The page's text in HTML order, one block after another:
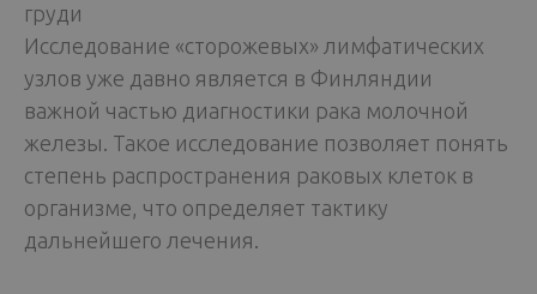
груди
Исследование «сторожевых» лимфатических
узлов уже давно является в Финляндии
важной частью диагностики рака молочной
железы. Такое исследование позволяет понять
степень распространения раковых клеток в
организме, что определяет тактику
дальнейшего лечения.